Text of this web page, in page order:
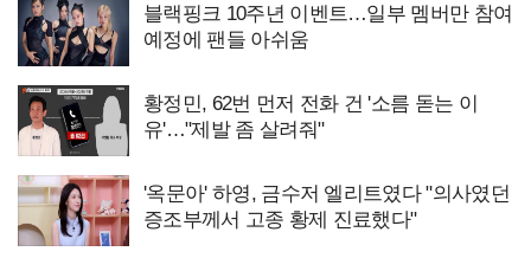
블랙핑크 10주년 이벤트…일부 멤버만 참여
예정에 팬들 아쉬움
황정민, 62번 먼저 전화 건 '소름 돋는 이
유'…"제발 좀 살려줘"
'옥문아' 하영, 금수저 엘리트였다 "의사였던
증조부께서 고종 황제 진료했다"